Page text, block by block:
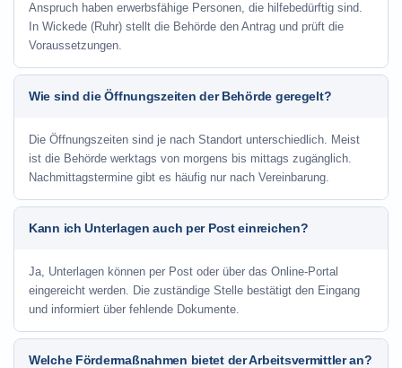
Anspruch haben erwerbsfähige Personen, die hilfebedürftig sind.
In Wickede (Ruhr) stellt die Behörde den Antrag und prüft die
Voraussetzungen.
Wie sind die Öffnungszeiten der Behörde geregelt?
Die Öffnungszeiten sind je nach Standort unterschiedlich. Meist
ist die Behörde werktags von morgens bis mittags zugänglich.
Nachmittagstermine gibt es häufig nur nach Vereinbarung.
Kann ich Unterlagen auch per Post einreichen?
Ja, Unterlagen können per Post oder über das Online-Portal
eingereicht werden. Die zuständige Stelle bestätigt den Eingang
und informiert über fehlende Dokumente.
Welche Fördermaßnahmen bietet der Arbeitsvermittler an?